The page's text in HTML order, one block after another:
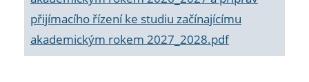
přijímacího řízení ke studiu začínajícímu
akademickým rokem 2027_2028.pdf